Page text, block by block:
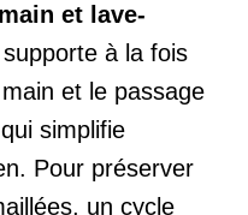
et lave-
à la fois
et le passage
simplifie
Pour préserver
un cycle